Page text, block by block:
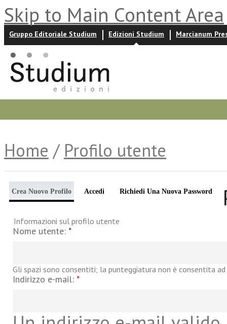
Skip to Main Content Area
Gruppo Editoriale Studium Edizioni Studium Marcianum
Home / Profilo utente
Crea Nuovo Profilo Accedi Richiedi Una Nuova Password
Informazioni sul profilo utente
Nome utente: *
Gli spazi sono consentiti; la punteggiatura non è consentita
Indirizzo e-mail: *